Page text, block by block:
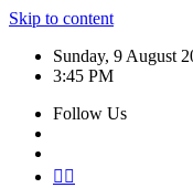
Skip to content
Sunday, 9 August
3:45 PM
Follow Us